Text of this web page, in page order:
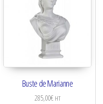
à 400,00€
Buste de Marianne
285,00€ HT